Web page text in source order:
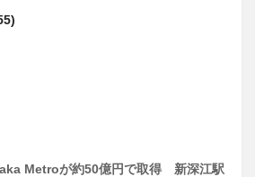
Metroが約50億円で取得 新深江駅